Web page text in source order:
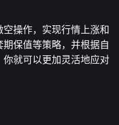
操作，实现行情上涨和
保值等策略，并根据自
就可以更加灵活地应对